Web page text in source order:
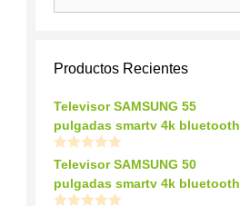
Productos Recientes
Televisor SAMSUNG 55
pulgadas smartv 4k bluetooth
0
o
u
t
Televisor SAMSUNG 50
pulgadas smartv 4k bluetooth